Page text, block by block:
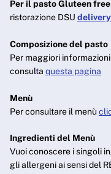
Per il pasto Gluteen free
ristorazione DSU
Composizione del pasto
Per maggiori
consulta questa pagina
Menù
Per consultare il menù
Ingredienti del Menù
Vuoi conoscere i singoli
gli allergeni ai sensi del